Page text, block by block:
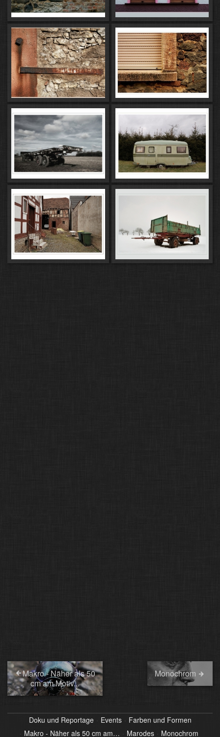
Makro - Näher als 50
cm am Motiv...
Monochrom
Doku und Reportage Events
Farben und Formen
Makro - Näher als 50 cm am…
Marodes Monochrom